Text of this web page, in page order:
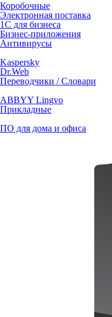
Коробочные
Электронная поставка
1С для бизнеса
Бизнес-приложения
Антивирусы
Kaspersky
Dr.Web
Переводчики / Словари
ABBYY Lingvo
Прикладные
ПО для дома и офиса